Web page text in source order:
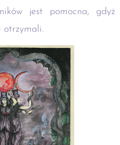
jest pomocna, gdyż
otrzymali.